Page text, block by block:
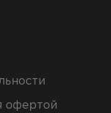
офертой